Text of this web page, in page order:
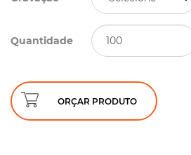
Quantidade
ORÇAR PRODUTO